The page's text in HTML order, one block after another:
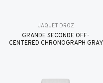
JAQUET DROZ
GRANDE SECONDE OFF-
CENTERED CHRONOGRAPH GRAY